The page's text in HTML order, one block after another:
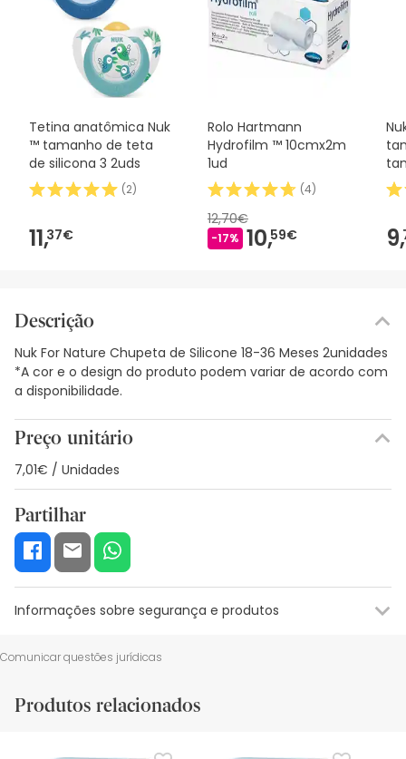
Tetina anatômica Nuk
™ tamanho de teta
de silicona 3 2uds
(2)
11,37€
Rolo Hartmann
Hydrofilm ™ 10cmx2m
1ud
(4)
12,70€
-17% 10,59€ 9,
Descrição
Nuk For Nature Chupeta de Silicone 18-36 Meses 2unidades
*A cor e o design do produto podem variar de acordo com
a disponibilidade.
Preço unitário
7,01€ / Unidades
Partilhar
Informações sobre segurança e produtos
Recursos de segurança visual
De momento, não dispomos de imagens de segurança
Recomendamos que voltes mais tarde para veres as
Comunicar questões jurídicas
Produtos relacionados